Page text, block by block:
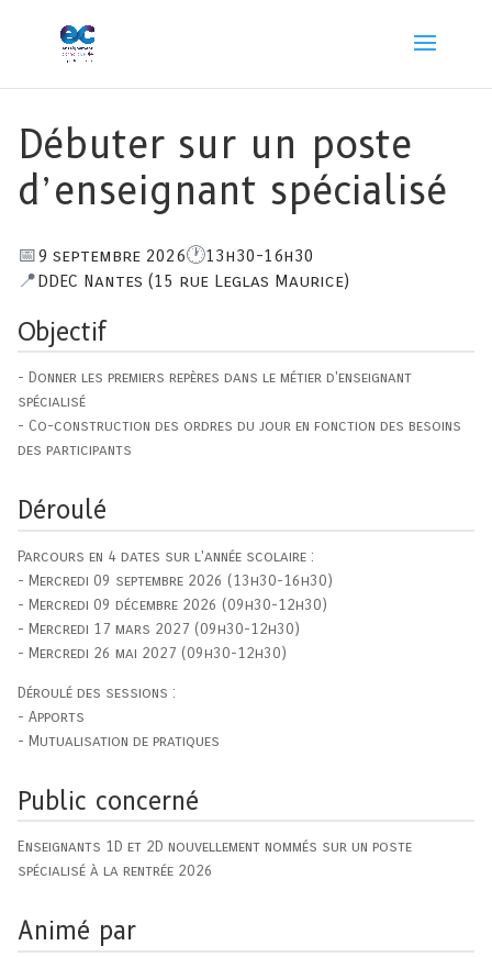
Débuter sur un poste
d’enseignant spécialisé
9 septembre 2026
13h30-16h30
DDEC Nantes (15 rue Leglas Maurice)
Objectif
- Donner les premiers repères dans le métier d'enseignant
spécialisé
- Co-construction des ordres du jour en fonction des besoins
des participants
Déroulé
Parcours en 4 dates sur l'année scolaire :
- Mercredi 09 septembre 2026 (13h30-16h30)
- Mercredi 09 décembre 2026 (09h30-12h30)
- Mercredi 17 mars 2027 (09h30-12h30)
- Mercredi 26 mai 2027 (09h30-12h30)
Déroulé des sessions :
- Apports
- Mutualisation de pratiques
Public concerné
Enseignants 1D et 2D nouvellement nommés sur un poste
spécialisé à la rentrée 2026
Animé par